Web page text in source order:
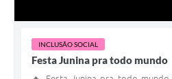
INCLUSÃO SOCIAL
Festa Junina pra todo mundo